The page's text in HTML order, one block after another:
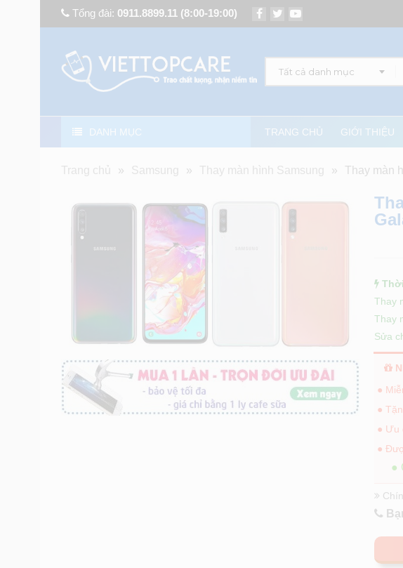
Tổng đài: 0911.8899.11 (8:00-19:00)
Tất cả danh mục
DANH MỤC TRANG CHỦ GIỚI THIỆU
Trang chủ » Samsung » Thay màn hình Samsung » Thay màn
Thay
Thay
Sửa
●
●
● Ưu
●
●